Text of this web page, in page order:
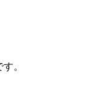
。